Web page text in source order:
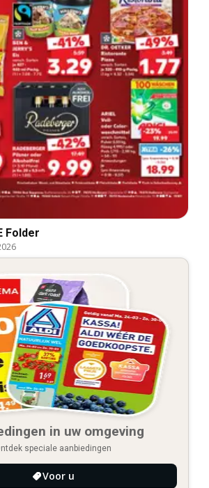
Folder
in uw omgeving
speciale aanbiedingen
Voor u